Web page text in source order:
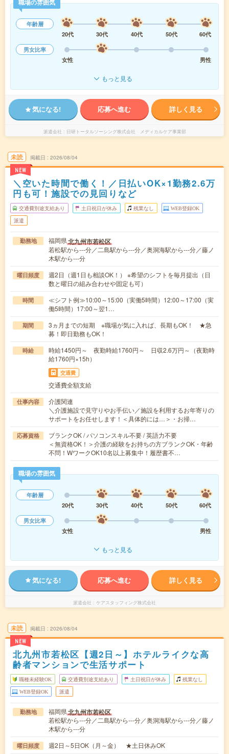
職場の雰囲気
年齢層
20代
30代 40代 50代
60代
男女比率
女性
男性
もっと見る
気になる! 応募へ進む 詳しく見る
派遣会社 日研トータルソーシング株式会社 メディカルケア事業部
未読
NEW
掲載日 2026/08/04
＼空いた時間で働く！／日払いOK×1勤務2.6万
円も可！施設での見回りなど
交通費別途支給あり 土日祝日が休み 残業なし WEB登録OK
派遣
勤務地 福岡県北九州市若松区
若松駅から---分／二島駅から---分／奥洞海駅から---分／藤ノ
木駅から---分
曜日頻度
週2日（週1日も相談OK！） ※希望のシフトを毎月提出（日
数と曜日の組み合わせや固定も可）
時間
≪シフト例≫10:00～15:00（実働5時間）12:00～17:00（実
働5時間）17:00～翌1…
期間
3ヵ月までの短期 ※職場が気に入れば、長期もOK！ ★急
募！即日勤務もOK！
時給
時給1450円～ 夜勤時給1760円～ 日収2.6万円～（夜勤時
給1760円×15h）
交通費
交通費全額支給
仕事内容
介護関連
＼介護施設で見守りやお手伝い／施設を利用するお年寄りの
サポートをお任せします！＜具体的には…＞・お掃…
応募資格
ブランクOK / パソコンスキル不要 / 英語力不要
＜無資格OK！＞介護の経験をお持ちの方ブランクOK・年齢
不問！WワークOK10名以上募集中！履歴書不…
職場の雰囲気
年齢層
20代
30代 40代 50代
60代
男女比率
女性
男性
もっと見る
気になる! 応募へ進む 詳しく見る
派遣会社 ケアスタッフィング株式会社
未読
NEW
掲載日 2026/08/04
北九州市若松区【週2日～】ホテルライクな高
齢者マンションで生活サポート
職種未経験OK 交通費別途支給あり 土日祝日が休み 残業なし
WEB登録OK 派遣
勤務地 福岡県北九州市若松区
若松駅から---分／二島駅から---分／奥洞海駅から---分／藤ノ
木駅から---分
曜日頻度 週2日～5日OK（月～金） ★土日休みOK